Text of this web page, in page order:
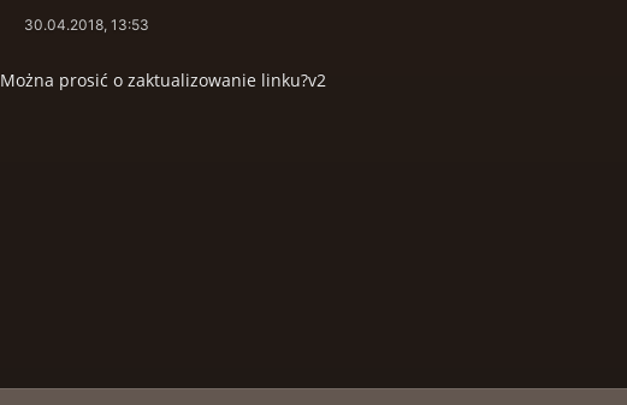
30.04.2018, 13:53
Można prosić o zaktualizowanie linku?v2